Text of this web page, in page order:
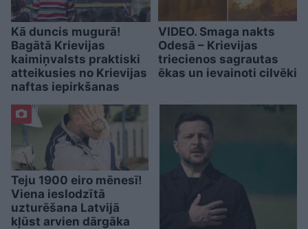
Kā duncis mugurā!
Bagātā Krievijas
kaimiņvalsts praktiski
atteikusies no Krievijas
naftas iepirkšanas
VIDEO. Smaga nakts
Odesā – Krievijas
triecienos sagrautas
ēkas un ievainoti cilvēki
Teju 1900 eiro mēnesī!
Viena ieslodzītā
uzturēšana Latvijā
kļūst arvien dārgāka